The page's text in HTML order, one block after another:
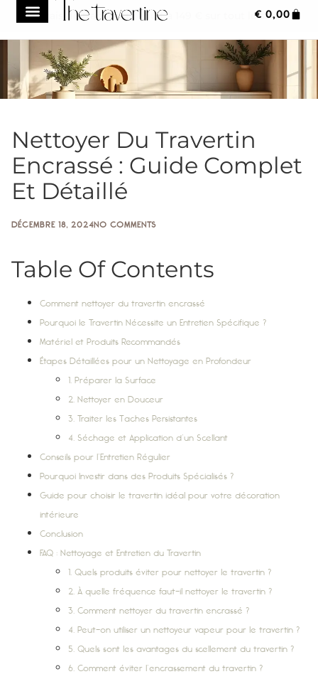
Frais de transport réduit à 149 € sur tout le site
€ 0,00
Nettoyer Du Travertin
Encrassé : Guide Complet
Et Détaillé
DÉCEMBRE 18, 2024NO COMMENTS
Table Of Contents
Comment nettoyer du travertin encrassé
Pourquoi le Travertin Nécessite un Entretien Spécifique ?
Matériel et Produits Recommandés
Étapes Détaillées pour un Nettoyage en Profondeur
1. Préparer la Surface
2. Nettoyer en Douceur
3. Traiter les Taches Persistantes
4. Séchage et Application d’un Scellant
Conseils pour l’Entretien Régulier
Pourquoi Investir dans des Produits Spécialisés ?
Guide pour choisir le travertin idéal pour votre décoration
intérieure
Conclusion
FAQ : Nettoyage et Entretien du Travertin
1. Quels produits éviter pour nettoyer le travertin ?
2. À quelle fréquence faut-il nettoyer le travertin ?
3. Comment nettoyer du travertin encrassé ?
4. Peut-on utiliser un nettoyeur vapeur pour le travertin ?
5. Quels sont les avantages du scellement du travertin ?
6. Comment éviter l’encrassement du travertin ?